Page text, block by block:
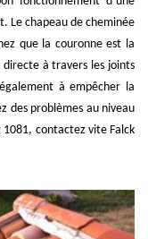
Le chapeau de cheminée
que la couronne est la
à travers les joints
à empêcher la
des problèmes au niveau
contactez vite Falck